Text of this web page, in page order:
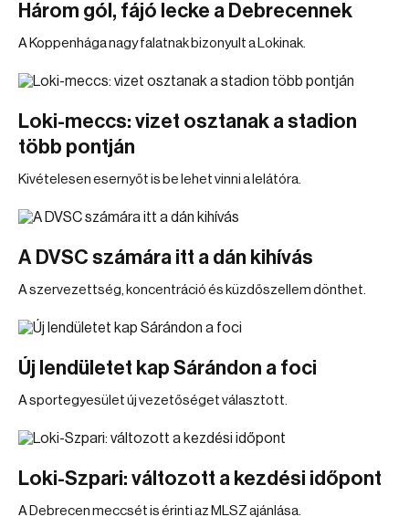
Három gól, fájó lecke a Debrecennek
A Koppenhága nagy falatnak bizonyult a Lokinak.
Loki-meccs: vizet osztanak a stadion
több pontján
Kivételesen esernyőt is be lehet vinni a lelátóra.
A DVSC számára itt a dán kihívás
A szervezettség, koncentráció és küzdőszellem dönthet.
Új lendületet kap Sárándon a foci
A sportegyesület új vezetőséget választott.
Loki-Szpari: változott a kezdési időpont
A Debrecen meccsét is érinti az MLSZ ajánlása.